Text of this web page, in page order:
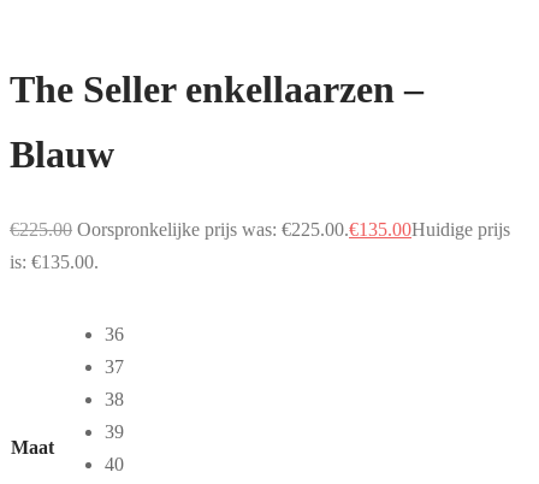
The Seller enkellaarzen –
Blauw
€225.00 Oorspronkelijke prijs was: €225.00.€135.00Huidige prijs
is: €135.00.
Maat
36
37
38
39
40